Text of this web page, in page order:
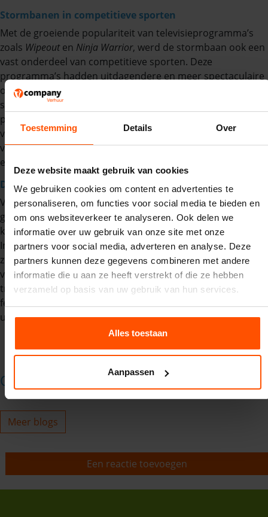
Toestemming Details Over
Deze website maakt gebruik van cookies
We gebruiken cookies om content en advertenties te
personaliseren, om functies voor social media te bieden en
om ons websiteverkeer te analyseren. Ook delen we
informatie over uw gebruik van onze site met onze
partners voor social media, adverteren en analyse. Deze
partners kunnen deze gegevens combineren met andere
informatie die u aan ze heeft verstrekt of die ze hebben
verzameld op basis van uw gebruik van hun services.
Alles toestaan
Aanpassen
Stormbanen in competitieve sporten
Met de groeiende populariteit van televisieprogramma’s
zoals Wipeouten Ninja Warrior, werd de stormbaan ook een
vast onderdeel van competitieve sporten. Deze
programma’s hadden uitdagendere en meer spectaculaire
obstakels, wat leidde tot een nieuwe generatie
stormbanen. Deze waren niet alleen ontworpen voor
plezier, maar ook om de fysieke en mentale capaciteiten
van de deelnemers op de proef te stellen. Dit leidde tot een
verdere stijging in de populariteit van stormbanen bij
evenementen en sportieve uitdagingen.
De toekomst van de stormbaan
Vandaag de dag blijven stormbanen evolueren. Ze worden
gebruikt voor uiteenlopende activiteiten, van
kinderverjaardagen tot extreme sportevenementen.
Innovaties zoals waterstormbanen en high-tech obstakels
zorgen ervoor dat de stormbaan relevant blijft in de wereld
van sport en entertainment. Wat begon als een militair
trainingsmiddel, is nu uitgegroeid tot een wereldwijd
fenomeen dat mensen van alle leeftijden en niveaus
uitdaagt en vermaakt.
Over de auteur
Meer blogs
Een reactie toevoegen